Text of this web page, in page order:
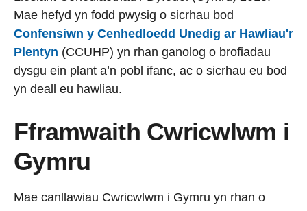
Mae hefyd yn fodd pwysig o sicrhau bod
Confensiwn y Cenhedloedd Unedig ar Hawliau'r
Plentyn (CCUHP) yn rhan ganolog o brofiadau
dysgu ein plant a’n pobl ifanc, ac o sicrhau eu bod
yn deall eu hawliau.
Fframwaith Cwricwlwm i
Gymru
Mae canllawiau Cwricwlwm i Gymru yn rhan o